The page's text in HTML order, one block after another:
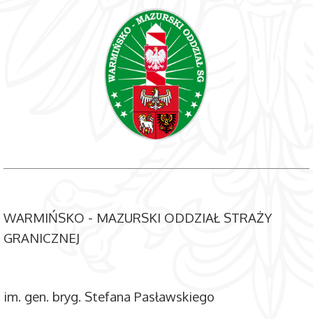
WARMIŃSKO - MAZURSKI ODDZIAŁ STRAŻY
GRANICZNEJ
im. gen. bryg. Stefana Pasławskiego